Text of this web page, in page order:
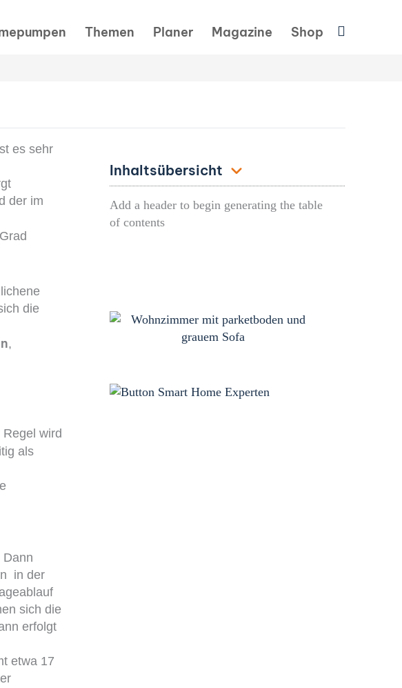
Themen Planer Magazine Shop Suchen
es sehr
der im
die
,
wird
als
Dann
in der
sich die
erfolgt
etwa 17
Inhaltsübersicht
Add a header to begin generating the table
of contents